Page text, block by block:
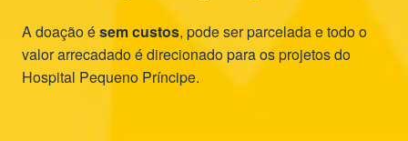
A doação ésem custos, pode ser parcelada e todo o
valor arrecadado é direcionado para os projetos do
Hospital Pequeno Príncipe.